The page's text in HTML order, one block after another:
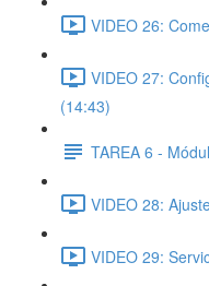
VIDEO 26:
VIDEO 27:
(14:43)
TAREA 6 -
VIDEO 28:
VIDEO 29: